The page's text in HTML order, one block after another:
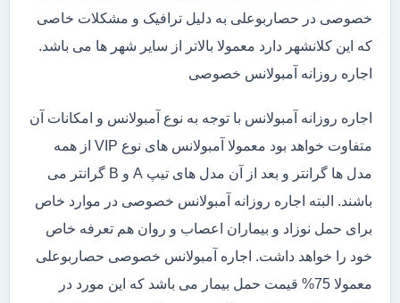
خصوصی در حصاربوعلی به دلیل ترافیک و مشکلات خاصی
که این کلانشهر دارد معمولا بالاتر از سایر شهر ها می باشد.
اجاره روزانه آمبولانس خصوصی
اجاره روزانه آمبولانس با توجه به نوع آمبولانس و امکانات آن
متفاوت خواهد بود معمولا آمبولانس های نوع VIP از همه
مدل ها گرانتر و بعد از آن مدل های تیپ A و B گرانتر می
باشند. البته اجاره روزانه آمبولانس خصوصی در موارد خاص
برای حمل نوزاد و بیماران اعصاب و روان هم تعرفه خاص
خود را خواهد داشت. اجاره آمبولانس خصوصی حصاربوعلی
معمولا 75% قیمت حمل بیمار می باشد که این مورد در